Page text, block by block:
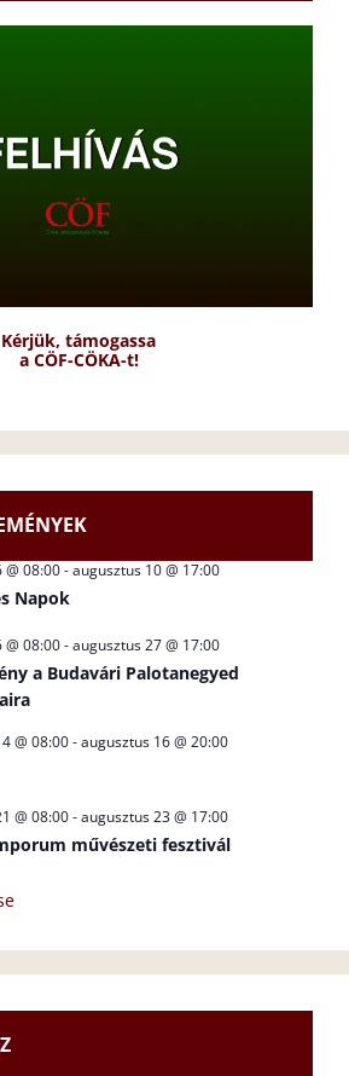
Kérjük, támogassa
a CÖF-CÖKA-t!
@ 08:00-augusztus 10 @ 17:00
Napok
@ 08:00-augusztus 27 @ 17:00
a Budavári Palotanegyed
@ 08:00-augusztus 16 @ 20:00
@ 08:00-augusztus 23 @ 17:00
művészeti fesztivál